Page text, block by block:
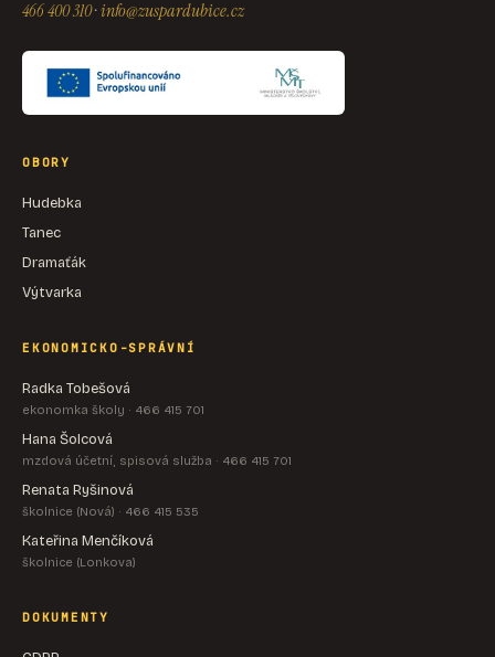
466 400 310·info@zuspardubice.cz
OBORY
Hudebka
Tanec
Dramaťák
Výtvarka
EKONOMICKO-SPRÁVNÍ
Radka Tobešová
ekonomka školy · 466 415 701
Hana Šolcová
mzdová účetní, spisová služba · 466 415 701
Renata Ryšinová
školnice (Nová) · 466 415 535
Kateřina Menčíková
školnice (Lonkova)
DOKUMENTY